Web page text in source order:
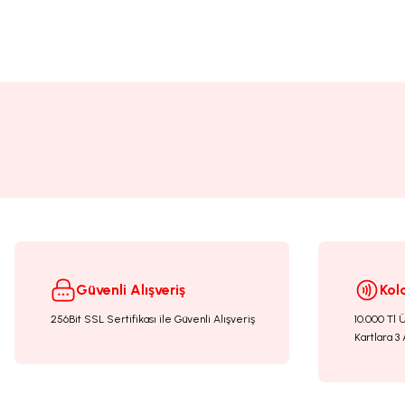
Güvenli Alışveriş
256Bit SSL Sertifikası ile Güvenli Alışveriş
10.000 Tl
Kartlara 3